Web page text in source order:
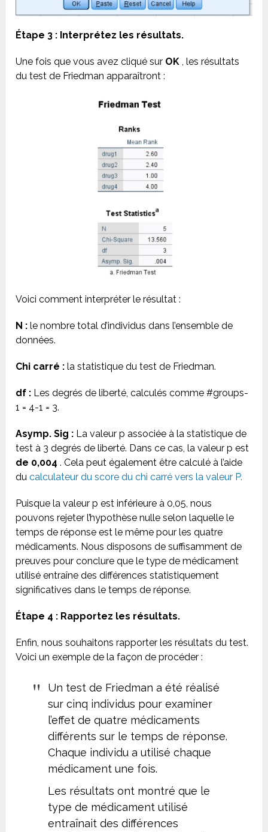
Étape 3 : Interprétez les résultats.
Une fois que vous avez cliqué sur OK , les résultats
du test de Friedman apparaîtront :
Voici comment interpréter le résultat :
N : le nombre total d’individus dans l’ensemble de
données.
Chi carré : la statistique du test de Friedman.
df : Les degrés de liberté, calculés comme #groups-
1 = 4-1 = 3.
Asymp. Sig : La valeur p associée à la statistique de
test à 3 degrés de liberté. Dans ce cas, la valeur p est
de 0,004 . Cela peut également être calculé à l’aide
ducalculateur du score du chi carré vers la valeur P.
Puisque la valeur p est inférieure à 0,05, nous
pouvons rejeter l’hypothèse nulle selon laquelle le
temps de réponse est le même pour les quatre
médicaments. Nous disposons de suffisamment de
preuves pour conclure que le type de médicament
utilisé entraîne des différences statistiquement
significatives dans le temps de réponse.
Étape 4 : Rapportez les résultats.
Enfin, nous souhaitons rapporter les résultats du test.
Voici un exemple de la façon de procéder :
Un test de Friedman a été réalisé
sur cinq individus pour examiner
l’effet de quatre médicaments
différents sur le temps de réponse.
Chaque individu a utilisé chaque
médicament une fois.
Les résultats ont montré que le
type de médicament utilisé
entraînait des différences